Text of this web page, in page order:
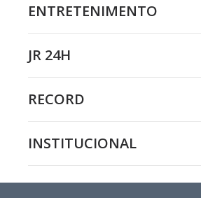
ENTRETENIMENTO
JR 24H
RECORD
INSTITUCIONAL